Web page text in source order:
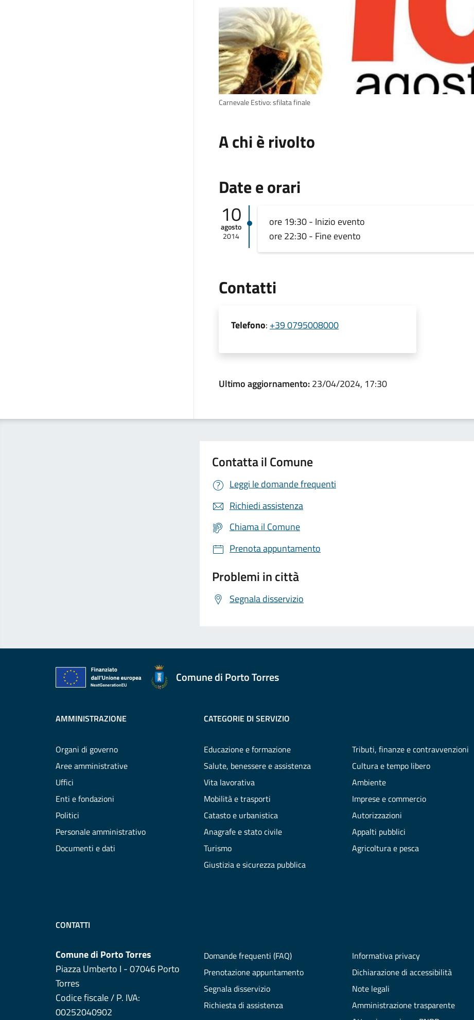
Carnevale Estivo: sfilata finale
A chi è rivolto
Date e orari
10
agosto
2014
ore 19:30 - Inizio evento
ore 22:30 - Fine evento
Contatti
Telefono: +39 0795008000
Ultimo aggiornamento:23/04/2024, 17:30
Contatta il Comune
Leggi le domande frequenti
Richiedi assistenza
Chiama il Comune
Prenota appuntamento
Problemi in città
Segnala disservizio
Comune di Porto Torres
AMMINISTRAZIONE
Organi di governo
Aree amministrative
Uffici
Enti e fondazioni
Politici
Personale amministrativo
Documenti e dati
CATEGORIE DI SERVIZIO
Educazione e formazione
Salute, benessere e assistenza
Vita lavorativa
Mobilità e trasporti
Catasto e urbanistica
Anagrafe e stato civile
Turismo
Giustizia e sicurezza pubblica
Tributi, finanze e contravvenzioni
Cultura e tempo libero
Ambiente
Imprese e commercio
Autorizzazioni
Appalti pubblici
Agricoltura e pesca
CONTATTI
Comune di Porto Torres
Piazza Umberto I - 07046 Porto
Torres
Codice fiscale / P. IVA:
00252040902
Domande frequenti (FAQ)
Prenotazione appuntamento
Segnala disservizio
Richiesta di assistenza
Informativa privacy
Dichiarazione di accessibilità
Note legali
Amministrazione trasparente